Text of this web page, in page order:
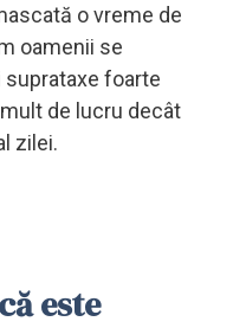
o vreme de
oamenii se
foarte
de lucru decât
zilei.
este